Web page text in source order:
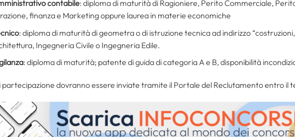
contabile: diploma di maturità di Ragioniere, Perito Commerciale,
finanza e Marketing oppure laurea in materie economiche
: diploma di maturità di geometra o di istruzione tecnica ad indirizzo
Ingegneria Civile o Ingegneria Edile.
: diploma di maturità; patente di guida di categoria A e B, disponibilità
partecipazione dovranno essere inviate tramite il Portale del Reclutamento entro il